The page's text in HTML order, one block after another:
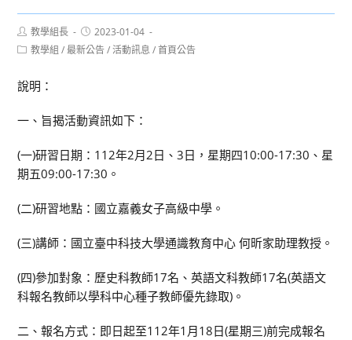
Post
author:
教學組長
Post
published:
2023-01-04
Post教學組 / 最新公告 / 活動訊息 / 首頁公告
說明：
一、旨揭活動資訊如下：
(一)研習日期：112年2月2日、3日，星期四10:00-17:30、星
期五09:00-17:30。
(二)研習地點：國立嘉義女子高級中學。
(三)講師：國立臺中科技大學通識教育中心 何昕家助理教授。
(四)參加對象：歷史科教師17名、英語文科教師17名(英語文
科報名教師以學科中心種子教師優先錄取)。
二、報名方式：即日起至112年1月18日(星期三)前完成報名